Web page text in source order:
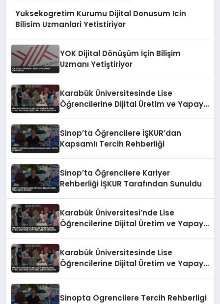
Yuksekogretim Kurumu Dijital Donusum Icin
Bilisim Uzmanlari Yetistiriyor
YOK Dijital Dönüşüm İçin Bilişim
Uzmanı Yetiştiriyor
Karabük Üniversitesinde Lise
Öğrencilerine Dijital Üretim ve Yapay
Sinop’ta Öğrencilere İŞKUR’dan
Kapsamlı Tercih Rehberliği
Sinop’ta Öğrencilere Kariyer
Rehberliği İŞKUR Tarafından Sunuldu
Karabük Üniversitesi’nde Lise
Öğrencilerine Dijital Üretim ve Yapay
Karabük Üniversitesinde Lise
Öğrencilerine Dijital Üretim ve Yapay
Sinopta Ogrencilere Tercih Rehberligi